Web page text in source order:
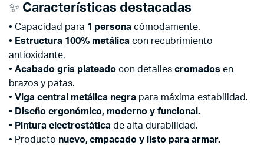
✨ Características destacadas
• Capacidad para 1 persona cómodamente.
• Estructura 100% metálica con recubrimiento
antioxidante.
• Acabado gris plateado con detalles cromados en
brazos y patas.
• Viga central metálica negra para máxima estabilidad.
• Diseño ergonómico, moderno y funcional.
• Pintura electrostática de alta durabilidad.
• Producto nuevo, empacado y listo para armar.